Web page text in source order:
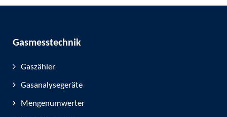
Gasmesstechnik
Gaszähler
Gasanalysegeräte
Mengenumwerter